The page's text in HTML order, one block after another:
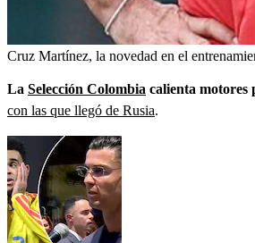
Cruz Martínez, la novedad en el
La Selección Colombia calienta motores
con las que llegó de Rusia.